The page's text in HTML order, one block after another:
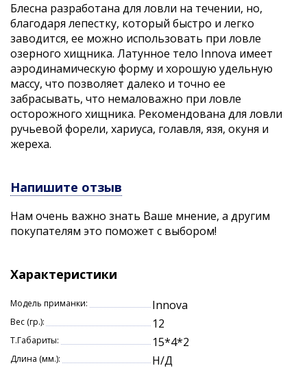
Блесна разработана для ловли на течении, но,
благодаря лепестку, который быстро и легко
заводится, ее можно использовать при ловле
озерного хищника. Латунное тело Innova имеет
аэродинамическую форму и хорошую удельную
массу, что позволяет далеко и точно ее
забрасывать, что немаловажно при ловле
осторожного хищника. Рекомендована для ловли
ручьевой форели, хариуса, голавля, язя, окуня и
жереха.
Напишите отзыв
Нам очень важно знать Ваше мнение, а другим
покупателям это поможет с выбором!
Характеристики
Модель приманки: Innova
Вес (гр.): 12
Т.Габариты: 15*4*2
Длина (мм.): Н/Д